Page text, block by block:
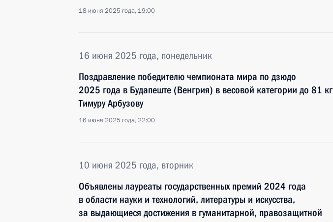
18 июня 2025 года, 19:00
16 июня 2025 года, понедельник
Поздравление победителю чемпионата мира по дзюдо
2025 года в Будапеште (Венгрия) в весовой категории до 81 кг
Тимуру Арбузову
16 июня 2025 года, 22:00
10 июня 2025 года, вторник
Объявлены лауреаты государственных премий 2024 года
в области науки и технологий, литературы и искусства,
за выдающиеся достижения в гуманитарной, правозащитной